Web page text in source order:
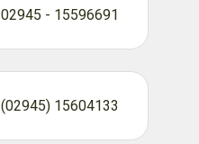
02945 - 15596691
(02945) 15604133